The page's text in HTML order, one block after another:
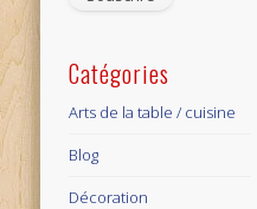
Catégories
Arts de la table / cuisine
Blog
Décoration